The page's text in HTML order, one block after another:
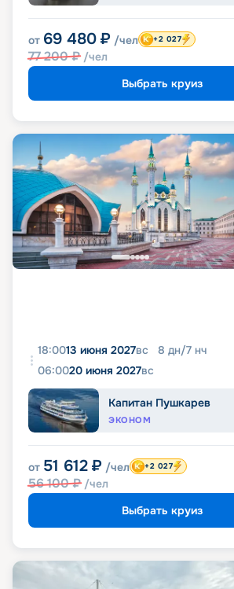
от 69 480 ₽ /чел
77 200₽ /чел
+2 027
Выбрать круиз
18:0013 июня 2027вс 8 дн/7 нч
06:0020 июня 2027вс
Капитан Пушкарев
ЭКОНОМ
от 51 612 ₽ /чел
56 100₽ /чел
+2 027
Выбрать круиз